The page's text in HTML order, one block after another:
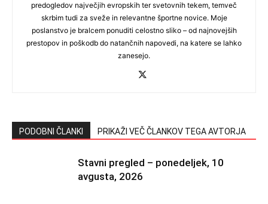
predogledov največjih evropskih ter svetovnih tekem, temveč
skrbim tudi za sveže in relevantne športne novice. Moje
poslanstvo je bralcem ponuditi celostno sliko – od najnovejših
prestopov in poškodb do natančnih napovedi, na katere se lahko
zanesejo.
PODOBNI ČLANKI PRIKAŽI VEČ ČLANKOV TEGA AVTORJA
Stavni pregled – ponedeljek, 10
avgusta, 2026